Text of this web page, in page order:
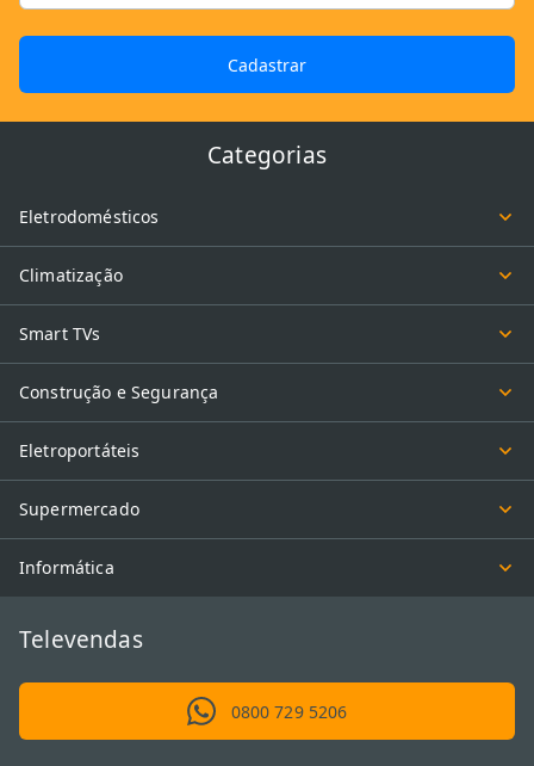
Cadastrar
Categorias
Eletrodomésticos
Climatização
Smart TVs
Construção e Segurança
Eletroportáteis
Supermercado
Informática
Televendas
0800 729 5206